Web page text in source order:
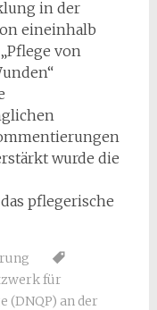
in der
eineinhalb
von
wurde die
pflegerische
für
(DNQP) an der